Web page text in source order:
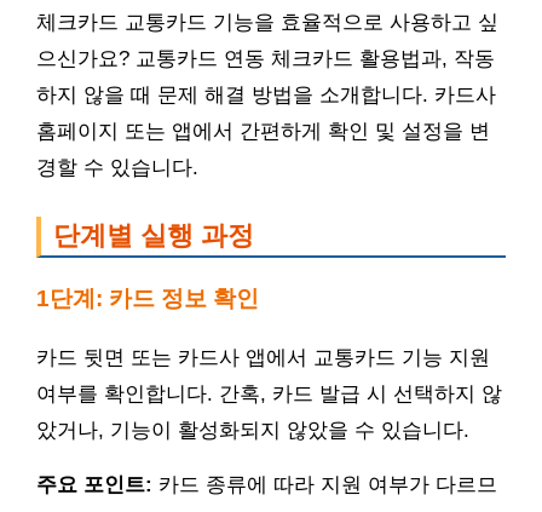
체크카드 교통카드 기능을 효율적으로 사용하고 싶
으신가요? 교통카드 연동 체크카드 활용법과, 작동
하지 않을 때 문제 해결 방법을 소개합니다. 카드사
홈페이지 또는 앱에서 간편하게 확인 및 설정을 변
경할 수 있습니다.
단계별 실행 과정
1단계: 카드 정보 확인
카드 뒷면 또는 카드사 앱에서 교통카드 기능 지원
여부를 확인합니다. 간혹, 카드 발급 시 선택하지 않
았거나, 기능이 활성화되지 않았을 수 있습니다.
주요 포인트: 카드 종류에 따라 지원 여부가 다르므